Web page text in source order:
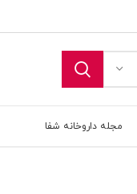
مجله داروخانه شفا